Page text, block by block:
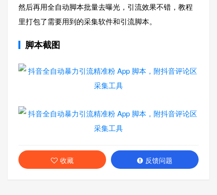
然后再用全自动脚本批量去曝光，引流效果不错，教程
里打包了需要用到的采集软件和引流脚本。
脚本截图
收藏 反馈问题